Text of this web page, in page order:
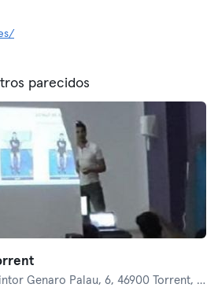
parecidos
Genaro Palau, 6, 46900 Torrent, València